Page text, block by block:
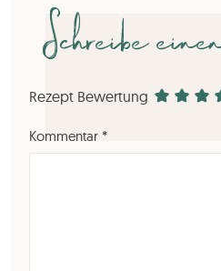
Schreibe
Rezept Bewertung
Kommentar *